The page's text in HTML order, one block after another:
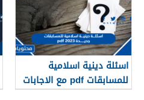
اسئلة دينية اسلامية
للمسابقات pdf مع الاجابات